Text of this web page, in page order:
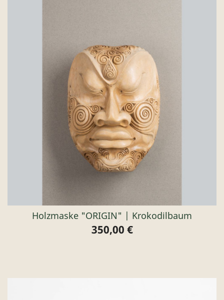
Holzmaske "ORIGIN" | Krokodilbaum
Preis
350,00 €